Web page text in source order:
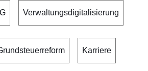
Verwaltungsdigitalisierung
Karriere